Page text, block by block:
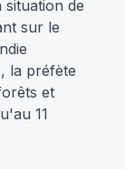
de
sur le
la préfète
et
11